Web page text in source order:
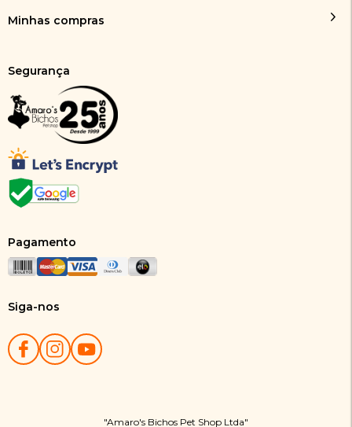
Minhas compras
Segurança
Pagamento
Siga-nos
"Amaro's Bichos Pet Shop Ltda"